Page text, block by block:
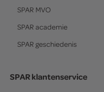
SPAR MVO
SPAR academie
SPAR geschiedenis
SPAR klantenservice